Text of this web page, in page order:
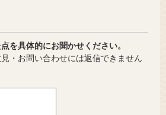
を具体的にお聞かせください。
・お問い合わせには返信できません